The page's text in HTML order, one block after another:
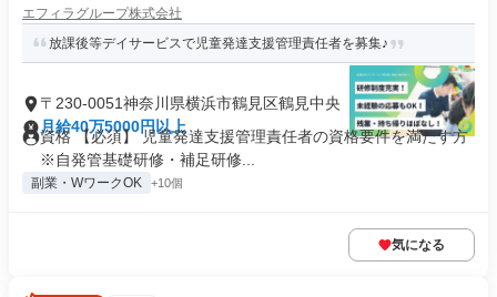
エフィラグループ株式会社
放課後等デイサービスで児童発達支援管理責任者を募集♪
〒230-0051神奈川県横浜市鶴見区鶴見中央
月給40万5000円以上
資格 【必須】 児童発達支援管理責任者の資格要件を満たす方
※自発管基礎研修・補足研修...
副業・WワークOK +10個
気になる